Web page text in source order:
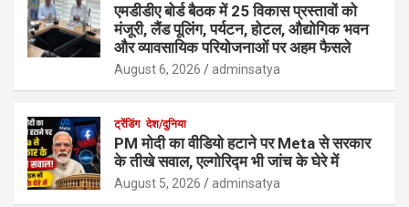
एमडीडीए बोर्ड बैठक में 25 विकास प्रस्तावों को
मंजूरी, लैंड पूलिंग, पर्यटन, होटल, औद्योगिक भवन
और व्यावसायिक परियोजनाओं पर अहम फैसले
August 6, 2026 adminsatya
ट्रेंडिंग देश/दुनिया
PM मोदी का वीडियो हटाने पर Meta से सरकार
के तीखे सवाल, एल्गोरिद्म भी जांच के घेरे में
August 5, 2026 adminsatya